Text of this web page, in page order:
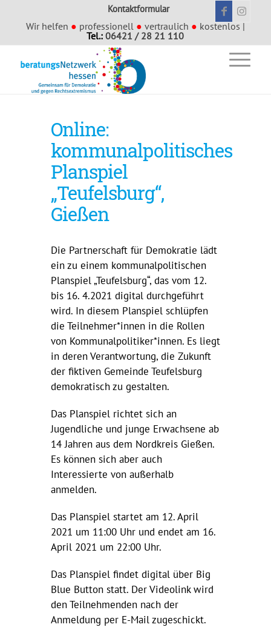
Kontaktformular
Wir helfen ● professionell ● vertraulich ● kostenlos |
Tel.:06421 / 28 21 110
Online:
kommunalpolitisches
Planspiel
„Teufelsburg“,
Gießen
Die Partnerschaft für Demokratie lädt
ein zu einem kommunalpolitischen
Planspiel „Teufelsburg“, das vom 12.
bis 16. 4.2021 digital durchgeführt
wird. In diesem Planspiel schlüpfen
die Teilnehmer*innen in die Rollen
von Kommunalpolitiker*innen. Es liegt
in deren Verantwortung, die Zukunft
der fiktiven Gemeinde Teufelsburg
demokratisch zu gestalten.
Das Planspiel richtet sich an
Jugendliche und junge Erwachsene ab
14 Jahren aus dem Nordkreis Gießen.
Es können sich aber auch
Interessierte von außerhalb
anmelden.
Das Planspiel startet am 12. April
2021 um 11:00 Uhr und endet am 16.
April 2021 um 22:00 Uhr.
Das Planspiel findet digital über Big
Blue Button statt. Der Videolink wird
den Teilnehmenden nach der
Anmeldung per E-Mail zugeschickt.